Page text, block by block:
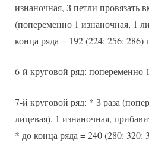
изнаночная, З петли провязать
(попеременно 1 изнаночная, 1
конца ряда = 192 (224: 256: 286)
6-й круговой ряд: попеременно
7-й круговой ряд: * З раза
лицевая), 1 изнаночная,
* до конца ряда = 240 (280: 320: